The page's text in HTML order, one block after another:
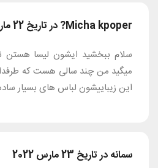
Micha kpoper? در تاریخ 22 مارس 2022
سلام ببخشید ایشون لیسا هستن
میگید من چند سالی هست که
این زیباییشون لباس های بسیار
سمانه در تاریخ 23 مارس 2022